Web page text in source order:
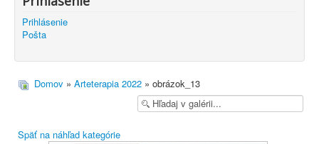
Prihlásenie
Pošta
Domov » Arteterapia 2022 » obrázok_13
Späť na náhľad kategórie